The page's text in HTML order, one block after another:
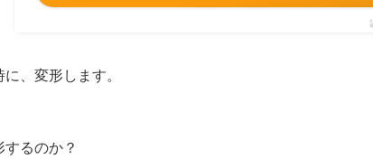
、変形します。
るのか？